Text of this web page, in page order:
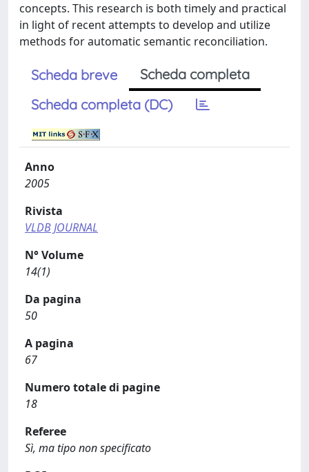
concepts. This research is both timely and practical
in light of recent attempts to develop and utilize
methods for automatic semantic reconciliation.
Scheda breve
Scheda completa
Scheda completa (DC)
Anno
2005
Rivista
VLDB JOURNAL
N° Volume
14(1)
Da pagina
50
A pagina
67
Numero totale di pagine
18
Referee
Sì, ma tipo non specificato